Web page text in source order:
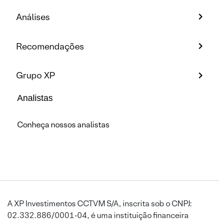
Análises
Recomendações
Grupo XP
Analistas
Conheça nossos analistas
A XP Investimentos CCTVM S/A, inscrita sob o CNPJ:
02.332.886/0001-04, é uma instituição financeira